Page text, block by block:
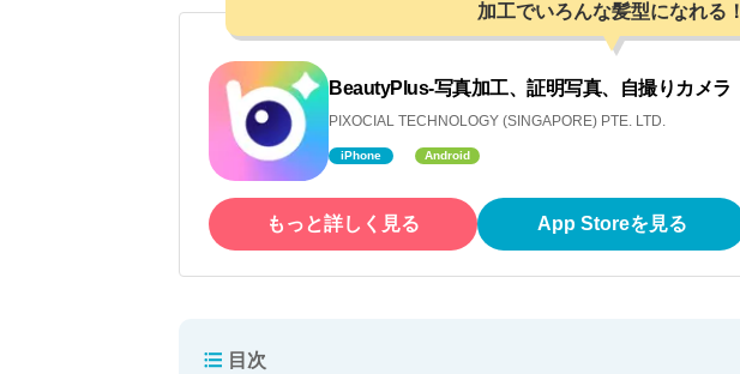
加工でいろんな髪型になれる！
BeautyPlus-写真加工、証明写真、自撮りカメラ
PIXOCIAL TECHNOLOGY (SINGAPORE) PTE. LTD.
iPhone Android
もっと詳しく見る App Storeを見る
目次